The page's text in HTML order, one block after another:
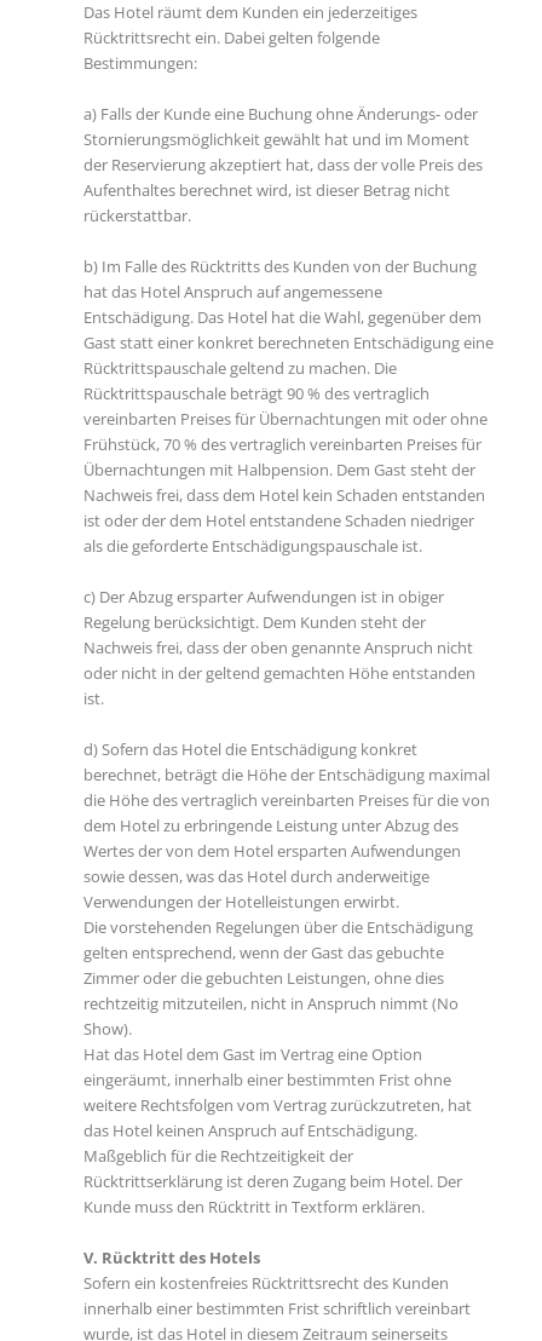
Das Hotel räumt dem Kunden ein jederzeitiges
Rücktrittsrecht ein. Dabei gelten folgende
Bestimmungen:
a) Falls der Kunde eine Buchung ohne Änderungs- oder
Stornierungsmöglichkeit gewählt hat und im Moment
der Reservierung akzeptiert hat, dass der volle Preis des
Aufenthaltes berechnet wird, ist dieser Betrag nicht
rückerstattbar.
b) Im Falle des Rücktritts des Kunden von der Buchung
hat das Hotel Anspruch auf angemessene
Entschädigung. Das Hotel hat die Wahl, gegenüber dem
Gast statt einer konkret berechneten Entschädigung eine
Rücktrittspauschale geltend zu machen. Die
Rücktrittspauschale beträgt 90 % des vertraglich
vereinbarten Preises für Übernachtungen mit oder ohne
Frühstück, 70 % des vertraglich vereinbarten Preises für
Übernachtungen mit Halbpension. Dem Gast steht der
Nachweis frei, dass dem Hotel kein Schaden entstanden
ist oder der dem Hotel entstandene Schaden niedriger
als die geforderte Entschädigungspauschale ist.
c) Der Abzug ersparter Aufwendungen ist in obiger
Regelung berücksichtigt. Dem Kunden steht der
Nachweis frei, dass der oben genannte Anspruch nicht
oder nicht in der geltend gemachten Höhe entstanden
ist.
d) Sofern das Hotel die Entschädigung konkret
berechnet, beträgt die Höhe der Entschädigung maximal
die Höhe des vertraglich vereinbarten Preises für die von
dem Hotel zu erbringende Leistung unter Abzug des
Wertes der von dem Hotel ersparten Aufwendungen
sowie dessen, was das Hotel durch anderweitige
Verwendungen der Hotelleistungen erwirbt.
Die vorstehenden Regelungen über die Entschädigung
gelten entsprechend, wenn der Gast das gebuchte
Zimmer oder die gebuchten Leistungen, ohne dies
rechtzeitig mitzuteilen, nicht in Anspruch nimmt (No
Show).
Hat das Hotel dem Gast im Vertrag eine Option
eingeräumt, innerhalb einer bestimmten Frist ohne
weitere Rechtsfolgen vom Vertrag zurückzutreten, hat
das Hotel keinen Anspruch auf Entschädigung.
Maßgeblich für die Rechtzeitigkeit der
Rücktrittserklärung ist deren Zugang beim Hotel. Der
Kunde muss den Rücktritt in Textform erklären.
V. Rücktritt des Hotels
Sofern ein kostenfreies Rücktrittsrecht des Kunden
innerhalb einer bestimmten Frist schriftlich vereinbart
wurde, ist das Hotel in diesem Zeitraum seinerseits